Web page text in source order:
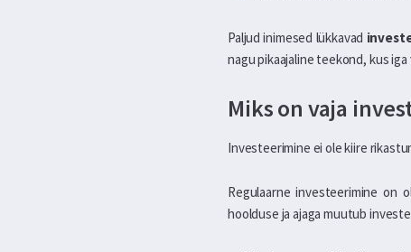
Paljud inimesed lükkavad
nagu pikaajaline teekond, kus
Miks on vaja
Investeerimine ei ole kiire
Regulaarne investeerimine on
hoolduse ja ajaga muutub